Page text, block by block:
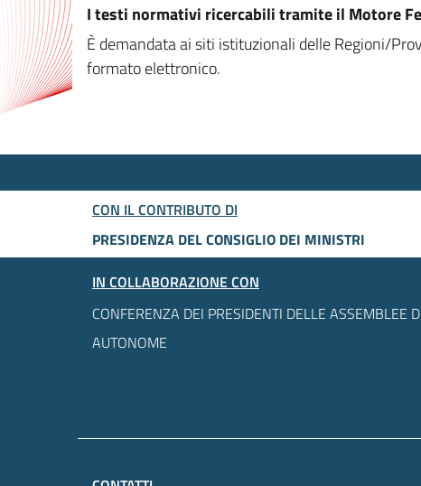
I testi normativi ricercabili tramite il Motore
È demandata ai siti istituzionali delle Regioni/
formato elettronico.
CON IL CONTRIBUTO DI
PRESIDENZA DEL CONSIGLIO DEI MINISTRI
IN COLLABORAZIONE CON
CONFERENZA DEI PRESIDENTI DELLE ASSEMBLEE
AUTONOME